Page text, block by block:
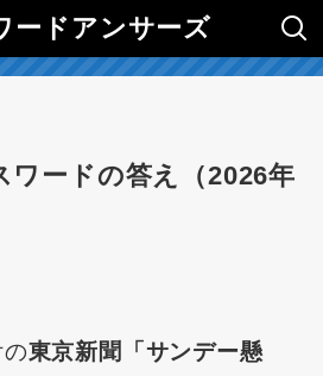
ードアンサーズ
ワードの答え（2026年
東京新聞「サンデー懸